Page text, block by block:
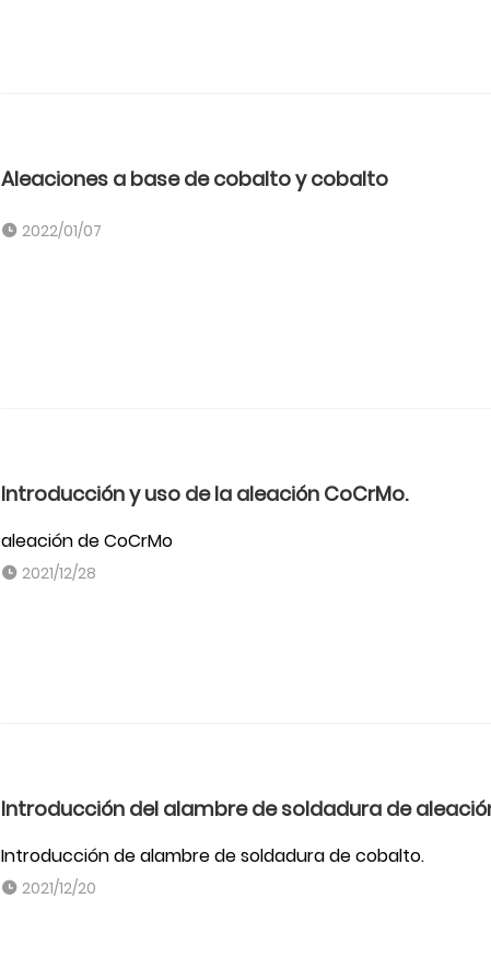
Aleaciones a base de cobalto y cobalto
2022/01/07
Introducción y uso de la aleación CoCrMo.
aleación de CoCrMo
2021/12/28
Introducción del alambre de soldadura de
Introducción de alambre de soldadura de cobalto.
2021/12/20